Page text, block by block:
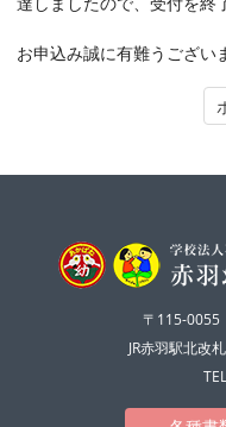
お申込み誠に有難うござい
〒115-
JR赤羽駅北改